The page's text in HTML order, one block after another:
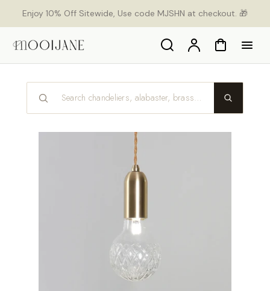
Enjoy 10% Off Sitewide, Use code MJSHN at checkout. 🎁
Search AccountCart